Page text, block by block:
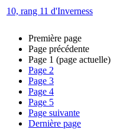
10, rang 11 d'Inverness
Première page
Page précédente
Page 1 (page actuelle)
Page 2
Page 3
Page 4
Page 5
Page suivante
Dernière page